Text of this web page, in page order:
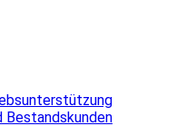
Bestandskunden